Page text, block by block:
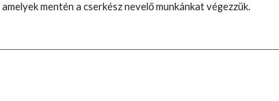
mentén a cserkész nevelő munkánkat végezzük.